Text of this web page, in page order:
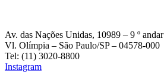
Av. das Nações Unidas, 10989 – 9 º andar
Vl. Olímpia – São Paulo/SP – 04578-000
Tel: (11) 3020-8800
Instagram